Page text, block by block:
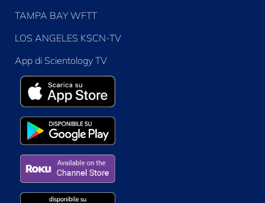
TAMPA BAY WFTT
LOS ANGELES KSCN-TV
App di Scientology TV